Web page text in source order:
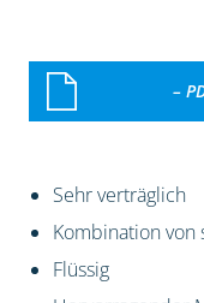
–
Sehr verträglich
Kombination von
Flüssig